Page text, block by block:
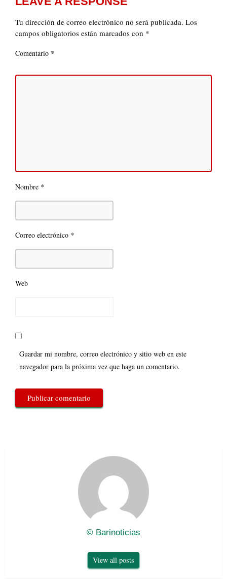
Tu dirección de correo electrónico no será publicada. Los
campos obligatorios están marcados con *
Comentario *
Nombre *
Correo electrónico *
Web
Guardar mi nombre, correo electrónico y sitio web en este
navegador para la próxima vez que haga un comentario.
© Barinoticias
View all posts